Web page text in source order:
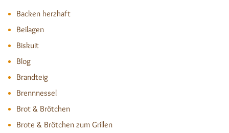
Backen herzhaft
Beilagen
Biskuit
Blog
Brandteig
Brennnessel
Brot & Brötchen
Brote & Brötchen zum Grillen